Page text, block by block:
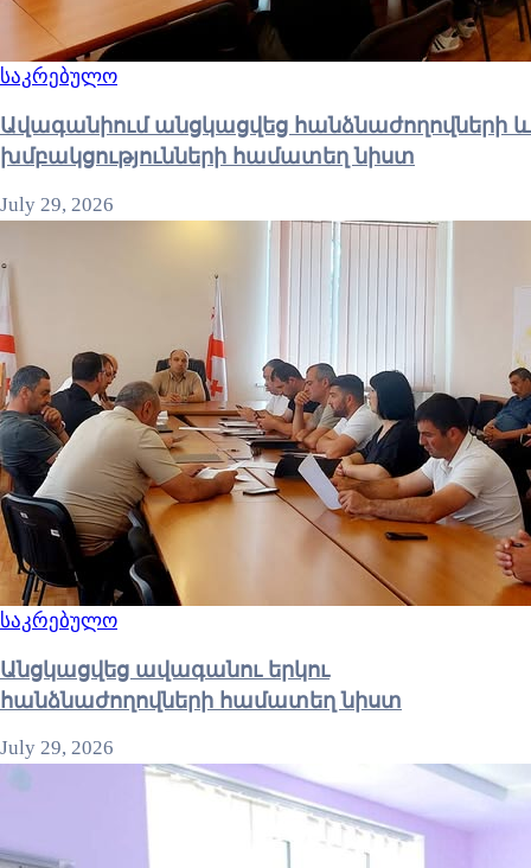
საკრებულო
Ավագանիում անցկացվեց հանձնաժողովների և
խմբակցությունների համատեղ նիստ
July 29, 2026
საკრებულო
Անցկացվեց ավագանու երկու
հանձնաժողովների համատեղ նիստ
July 29, 2026